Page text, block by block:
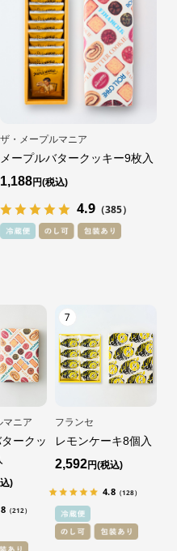
ザ・メープルマニア
メープルバタークッキー9枚入
1,188円
4.9 （385）
マニア
ークッ
（212）
7
フランセ
レモンケーキ8個入
2,592円
4.8 （128）